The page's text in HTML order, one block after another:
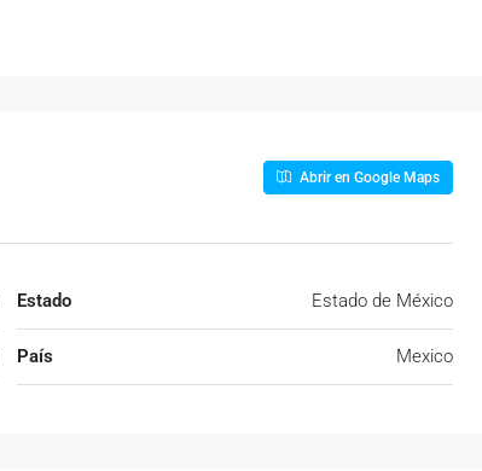
Abrir en Google Maps
Estado Estado de México
País Mexico